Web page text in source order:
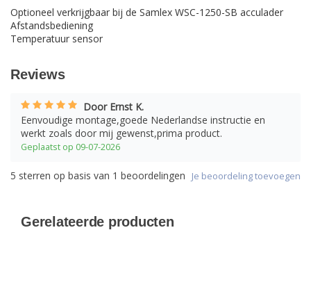
Optioneel verkrijgbaar bij de Samlex WSC-1250-SB acculader
Afstandsbediening
Temperatuur sensor
Reviews
Door Ernst K.
Eenvoudige montage,goede Nederlandse instructie en
werkt zoals door mij gewenst,prima product.
Geplaatst op 09-07-2026
Je beoordeling toevoegen
5 sterren op basis van 1 beoordelingen
Gerelateerde producten